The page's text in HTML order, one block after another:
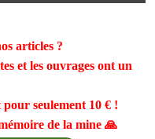
articles ?
et les ouvrages ont un
pour seulement 10 €!
de la mine 🙏